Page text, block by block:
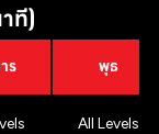
ที)
ร พุธ
All Levels